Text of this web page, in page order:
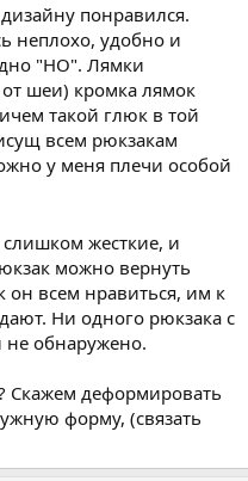
понравился.
неплохо, удобно и
"НО". Лямки
шеи) кромка лямок
такой глюк в той
всем рюкзакам
у меня плечи особой
жесткие, и
можно вернуть
он всем нравиться, им к
Ни одного рюкзака с
обнаружено.
Скажем деформировать
форму, (связать